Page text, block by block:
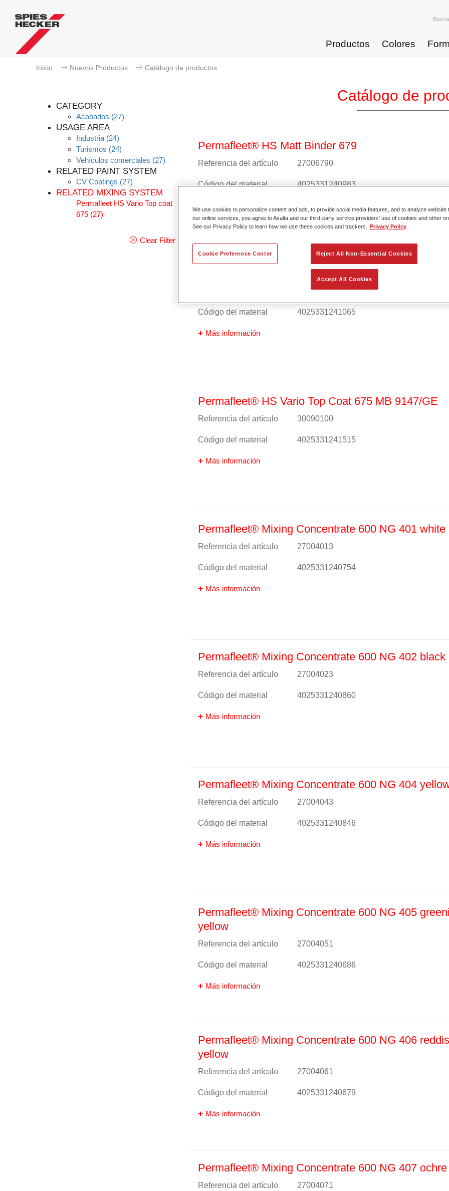
Productos Colores
Inicio Nuevos Productos Catálogo de productos
CATEGORY
Acabados (27)
USAGE AREA
Industria (24)
Turismos (24)
Vehículos comerciales (27)
RELATED PAINT SYSTEM
CV Coatings (27)
RELATED MIXING SYSTEM
Permafleet HS Vario Top coat
675 (27)
Clear Filter
Catálogo de
Permafleet® HS Matt Binder 679
Referencia del artículo 27006790
Código del material 4025331240983
Permafleet® HS Vario Binder 675
27006753
Código del material 4025331241065
Más información
Permafleet® HS Vario Top Coat 675 MB 9147/GE
Referencia del artículo 30090100
Código del material 4025331241515
Más información
Permafleet® Mixing Concentrate 600 NG 401 white
Referencia del artículo 27004013
Código del material 4025331240754
Más información
Permafleet® Mixing Concentrate 600 NG 402 black
Referencia del artículo 27004023
Código del material 4025331240860
Más información
Permafleet® Mixing Concentrate 600 NG 404
Referencia del artículo 27004043
Código del material 4025331240846
Más información
Permafleet® Mixing Concentrate 600 NG 405
yellow
Referencia del artículo 27004051
Código del material 4025331240686
Más información
Permafleet® Mixing Concentrate 600 NG 406
yellow
Referencia del artículo 27004061
Código del material 4025331240679
Más información
Permafleet® Mixing Concentrate 600 NG 407 ochre
Referencia del artículo 27004071
We use cookies to personalize content and ads, to provide social media features, and to analyze website
our online services, you agree to Axalta and our third-party service providers’ use of cookies and other
See our Privacy Policy to learn how we use these cookies and trackers.
Privacy Policy
Reject All Non-Essential Cookies
Accept All Cookies
Cookie Preference Center